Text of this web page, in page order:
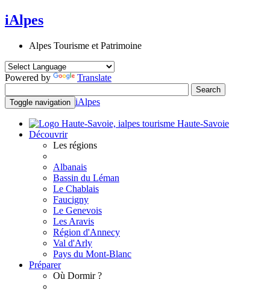
iAlpes
Alpes Tourisme et Patrimoine
Powered by Translate
Toggle navigation iAlpes
Haute-Savoie
Découvrir
Les régions
Albanais
Bassin du Léman
Le Chablais
Faucigny
Le Genevois
Les Aravis
Région d'Annecy
Val d'Arly
Pays du Mont-Blanc
Préparer
Où Dormir ?